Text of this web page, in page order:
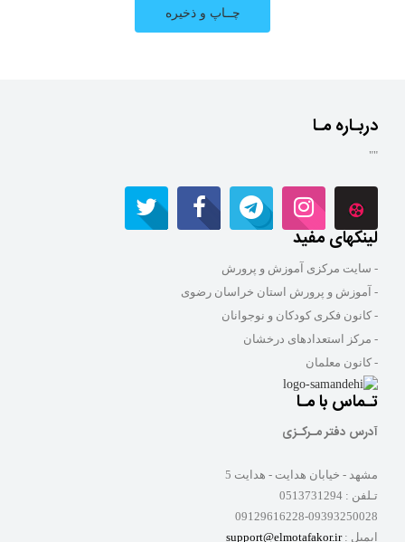
دربـاره مـا
""
لینکهای مفید
- سایت مرکزی آموزش و پرورش
- آموزش و پرورش استان خراسان رضوی
- کانون فکری کودکان و نوجوانان
- مرکز استعدادهای درخشان
- کانون معلمان
تـماس با مـا
آدرس دفتر مـرکـزی
مشهد - خیابان هدایت - هدایت 5
تـلفن : 0513731294
09129616228-09393250028
ایمیل :support@elmotafakor.ir